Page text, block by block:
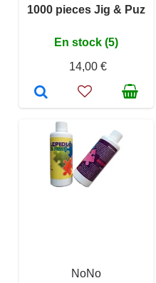
1000 pieces Jig & Puz
En stock (5)
14,00 €
NoNo